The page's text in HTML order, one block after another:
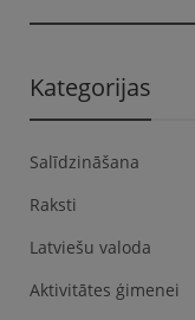
Kategorijas
Salīdzināšana
Raksti
Latviešu valoda
Aktivitātes ģimenei